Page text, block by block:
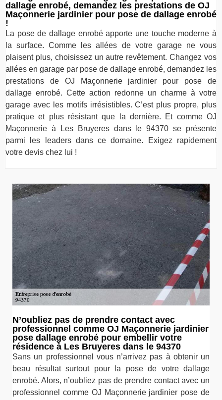
dallage enrobé, demandez les prestations de OJ
Maçonnerie jardinier pour pose de dallage enrobé
!
La pose de dallage enrobé apporte une touche moderne à
la surface. Comme les allées de votre garage ne vous
plaisent plus, choisissez un autre revêtement. Changez vos
allées en garage par pose de dallage enrobé, demandez les
prestations de OJ Maçonnerie jardinier pour pose de
dallage enrobé. Cette action redonne un charme à votre
garage avec les motifs irrésistibles. C’est plus propre, plus
pratique et plus résistant que la dernière. Et comme OJ
Maçonnerie à Les Bruyeres dans le 94370 se présente
parmi les leaders dans ce domaine. Exigez rapidement
votre devis chez lui !
N’oubliez pas de prendre contact avec
professionnel comme OJ Maçonnerie jardinier
pose dallage enrobé pour embellir votre
résidence à Les Bruyeres dans le 94370
Sans un professionnel vous n’arrivez pas à obtenir un
beau résultat surtout pour la pose de votre dallage
enrobé. Alors, n’oubliez pas de prendre contact avec un
professionnel comme OJ Maçonnerie jardinier pose de